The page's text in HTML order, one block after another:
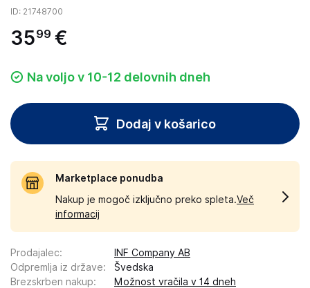
ID: 21748700
3599 €
Na voljo v 10-12 delovnih dneh
Dodaj v košarico
Marketplace ponudba
Nakup je mogoč izključno preko spleta.Več
informacij
Prodajalec:
INF Company AB
Odpremlja iz države:
Švedska
Brezskrben nakup: Možnost vračila v 14 dneh